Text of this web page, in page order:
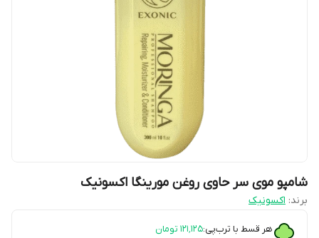
شامپو موی سر حاوی روغن مورینگا اکسونیک
برند: اکسونیک
هر قسط با ترب‌پی:۱۲۱٬۱۲۵ تومان